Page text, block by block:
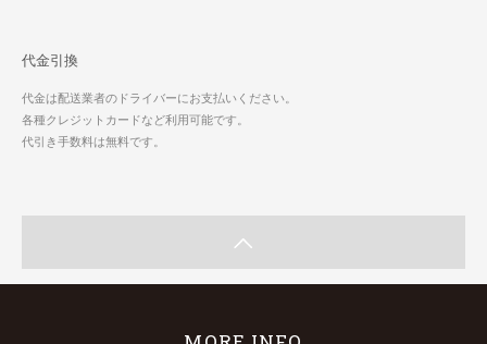
代金引換
代金は配送業者のドライバーにお支払いください。
各種クレジットカードなど利用可能です。
代引き手数料は無料です。